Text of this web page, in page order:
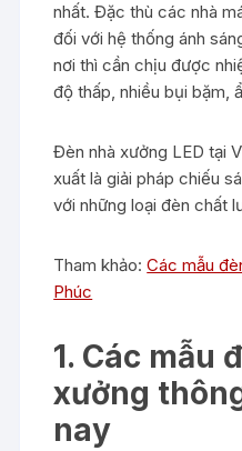
nhất. Đặc thù các nhà
đối với hệ thống ánh
nơi thì cần chịu được
độ thấp, nhiều bụi bặm,
Đèn nhà xưởng LED tại
xuất là giải pháp chiếu
với những loại đèn chất
Tham khảo:Các mẫu
Phúc
1. Các mẫu
xưởng
nay